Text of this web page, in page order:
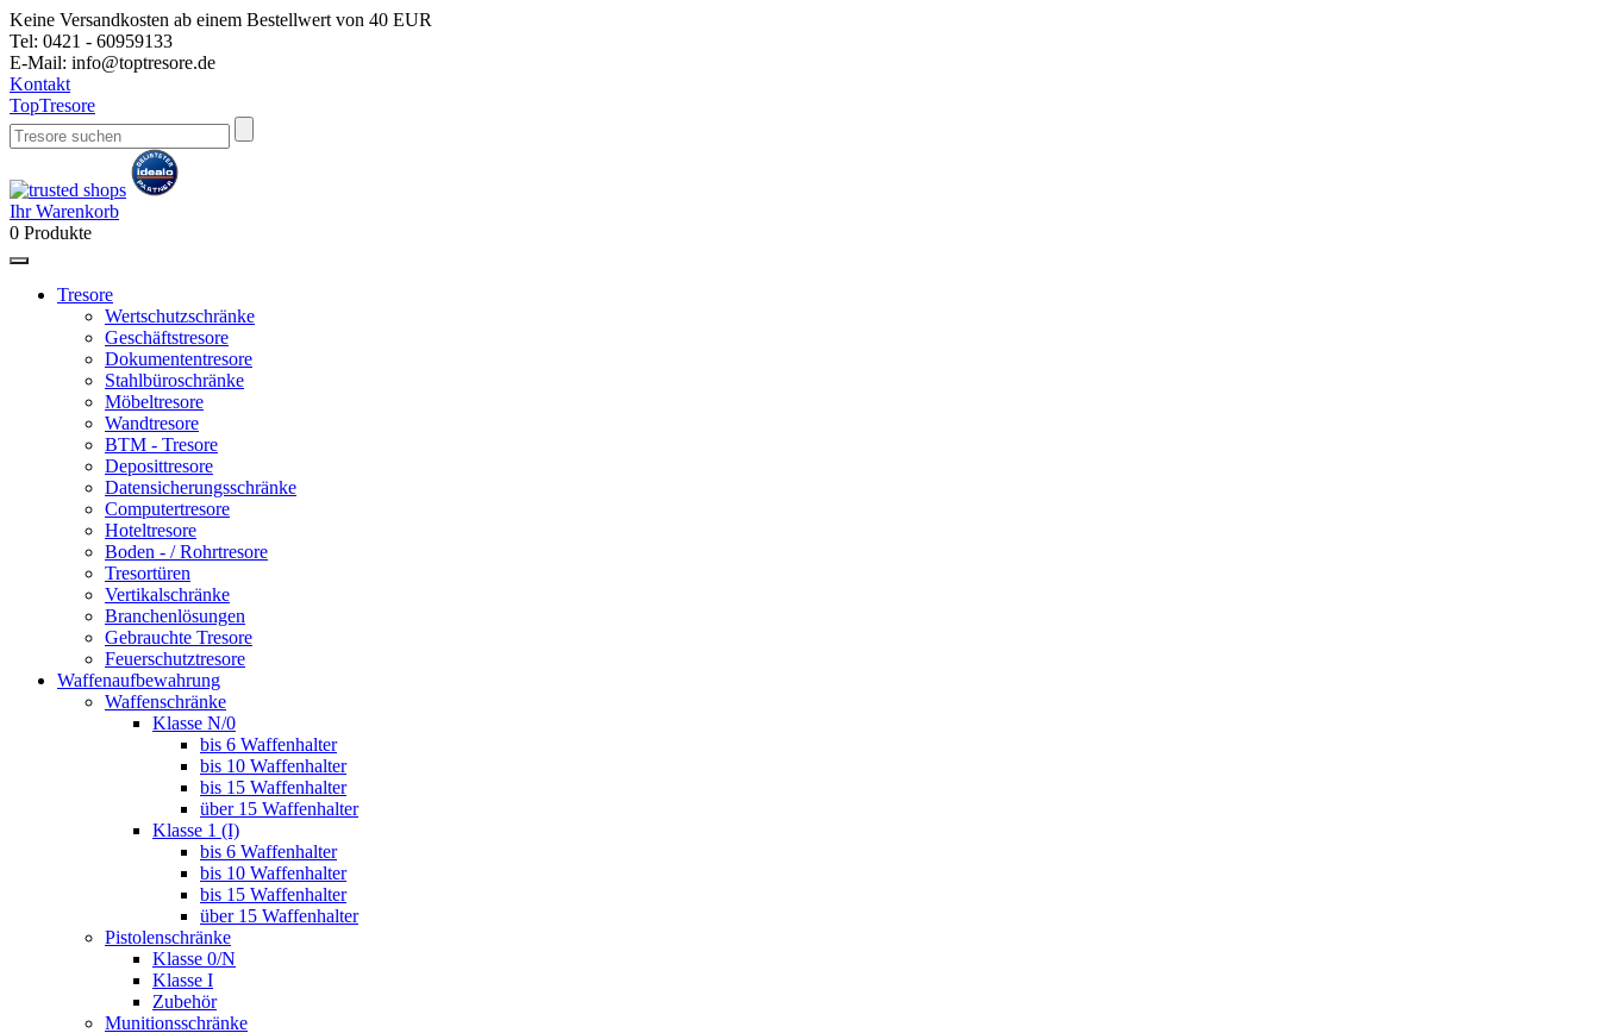
Keine Versandkosten ab einem Bestellwert von 40 EUR
Tel: 0421 - 60959133
E-Mail: info@toptresore.de
Kontakt
TopTresore
Ihr Warenkorb
0 Produkte
Tresore
Wertschutzschränke
Geschäftstresore
Dokumententresore
Stahlbüroschränke
Möbeltresore
Wandtresore
BTM - Tresore
Deposittresore
Datensicherungsschränke
Computertresore
Hoteltresore
Boden - / Rohrtresore
Tresortüren
Vertikalschränke
Branchenlösungen
Gebrauchte Tresore
Feuerschutztresore
Waffenaufbewahrung
Waffenschränke
Klasse N/0
bis 6 Waffenhalter
bis 10 Waffenhalter
bis 15 Waffenhalter
über 15 Waffenhalter
Klasse 1 (I)
bis 6 Waffenhalter
bis 10 Waffenhalter
bis 15 Waffenhalter
über 15 Waffenhalter
Pistolenschränke
Klasse 0/N
Klasse I
Zubehör
Munitionsschränke